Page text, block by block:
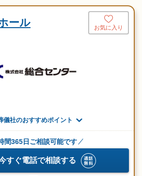
ール お気に入り
儀社のおすすめポイント
間365日ご相談可能です
すぐ電話で相談する